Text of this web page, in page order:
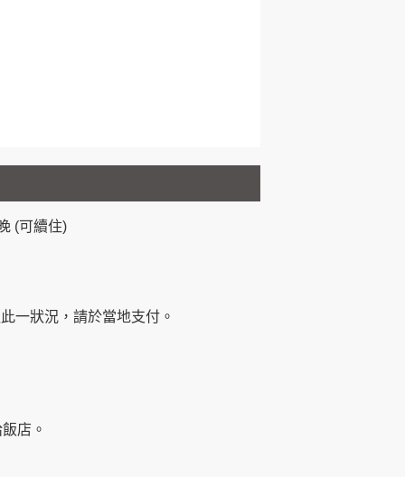
(可續住)
一狀況，請於當地支付。
店。